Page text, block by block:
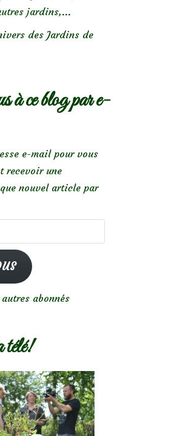
jardins,...
des Jardins de
à ce blog par e-
e-mail pour vous
recevoir une
nouvel article par
abonnés